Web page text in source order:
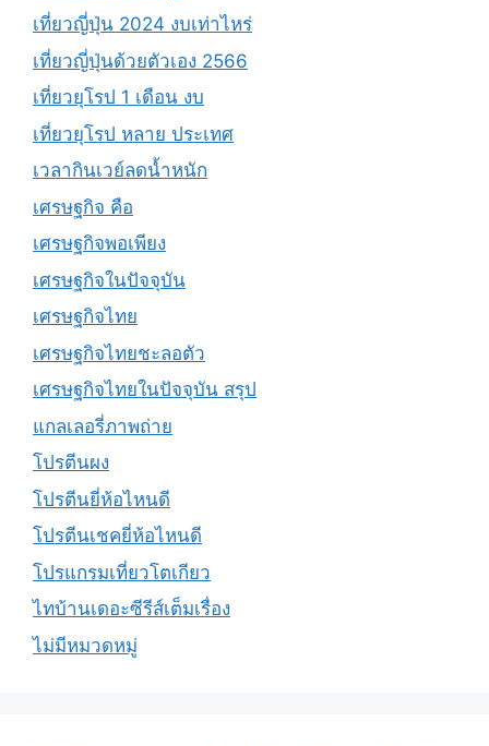
เที่ยวญี่ปุ่น 2024 งบเท่าไหร่
เที่ยวญี่ปุ่นด้วยตัวเอง 2566
เที่ยวยุโรป 1 เดือน งบ
เที่ยวยุโรป หลาย ประเทศ
เวลากินเวย์ลดน้ำหนัก
เศรษฐกิจ คือ
เศรษฐกิจพอเพียง
เศรษฐกิจในปัจจุบัน
เศรษฐกิจไทย
เศรษฐกิจไทยชะลอตัว
เศรษฐกิจไทยในปัจจุบัน สรุป
แกลเลอรี่ภาพถ่าย
โปรตีนผง
โปรตีนยี่ห้อไหนดี
โปรตีนเชคยี่ห้อไหนดี
โปรแกรมเที่ยวโตเกียว
ไทบ้านเดอะซีรีส์เต็มเรื่อง
ไม่มีหมวดหมู่